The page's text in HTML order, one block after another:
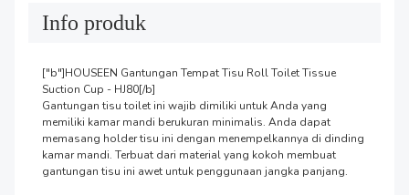
Info produk
["b"]HOUSEEN Gantungan Tempat Tisu Roll Toilet Tissue
Suction Cup - HJ80[/b]
Gantungan tisu toilet ini wajib dimiliki untuk Anda yang
memiliki kamar mandi berukuran minimalis. Anda dapat
memasang holder tisu ini dengan menempelkannya di dinding
kamar mandi. Terbuat dari material yang kokoh membuat
gantungan tisu ini awet untuk penggunaan jangka panjang.